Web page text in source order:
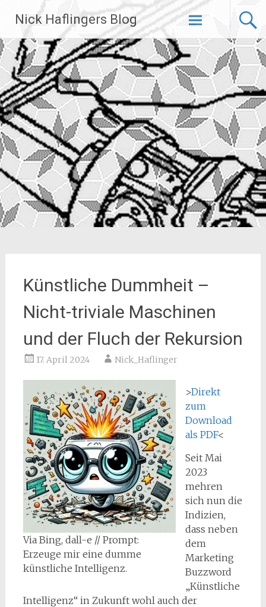
Inhalt
springen
Nick Haflingers Blog
Künstliche Dummheit –
Nicht-triviale Maschinen
und der Fluch der Rekursion
17. April 2024 Nick_Haflinger
Via Bing, dall-e // Prompt:
Erzeuge mir eine dumme
künstliche Intelligenz.
>Direkt
zum
Download
als PDF<
Seit Mai
2023
mehren
sich nun die
Indizien,
dass neben
dem
Marketing
Buzzword
„Künstliche
Intelligenz“ in Zukunft wohl auch der